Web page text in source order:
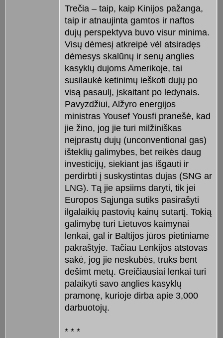
Trečia – taip, kaip Kinijos pažanga,
taip ir atnaujinta gamtos ir naftos
dujų perspektyva buvo visur minima.
Visų dėmesį atkreipė vėl atsiradęs
dėmesys skalūnų ir senų anglies
kasyklų dujoms Amerikoje, tai
susilaukė ketinimų ieškoti dujų po
visą pasaulį, įskaitant po ledynais.
Pavyzdžiui, Alžyro energijos
ministras Yousef Yousfi pranešė, kad
jie žino, jog jie turi milžiniškas
neįprastų dujų (unconventional gas)
išteklių galimybes, bet reikės daug
investicijų, siekiant jas išgauti ir
perdirbti į suskystintas dujas (SNG ar
LNG). Tą jie apsiims daryti, tik jei
Europos Sąjunga sutiks pasirašyti
ilgalaikių pastovių kainų sutartį. Tokią
galimybę turi Lietuvos kaimynai
lenkai, gal ir Baltijos jūros pietiniame
pakraštyje. Tačiau Lenkijos atstovas
sakė, jog jie neskubės, truks bent
dešimt metų. Greičiausiai lenkai turi
palaikyti savo anglies kasyklų
pramonę, kurioje dirba apie 3,000
darbuotojų.
* * *